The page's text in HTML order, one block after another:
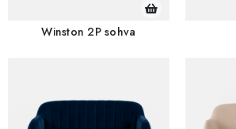
Winston 2P sohva